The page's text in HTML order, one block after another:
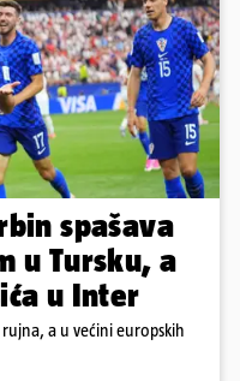
spašava
u Tursku, a
u Inter
a u većini europskih